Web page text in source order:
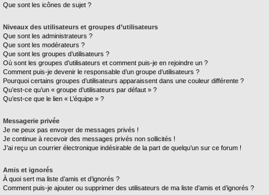
Que sont les icônes de sujet ?
Niveaux des utilisateurs et groupes d’utilisateurs
Que sont les administrateurs ?
Que sont les modérateurs ?
Que sont les groupes d’utilisateurs ?
Où sont les groupes d’utilisateurs et comment puis-je en rejoindre un ?
Comment puis-je devenir le responsable d’un groupe d’utilisateurs ?
Pourquoi certains groupes d’utilisateurs apparaissent dans une couleur différente ?
Qu’est-ce qu’un « groupe d’utilisateurs par défaut » ?
Qu’est-ce que le lien « L’équipe » ?
Messagerie privée
Je ne peux pas envoyer de messages privés !
Je continue à recevoir des messages privés non sollicités !
J’ai reçu un courrier électronique indésirable de la part de quelqu’un sur ce forum !
Amis et ignorés
À quoi sert ma liste d’amis et d’ignorés ?
Comment puis-je ajouter ou supprimer des utilisateurs de ma liste d’amis et d’ignorés ?